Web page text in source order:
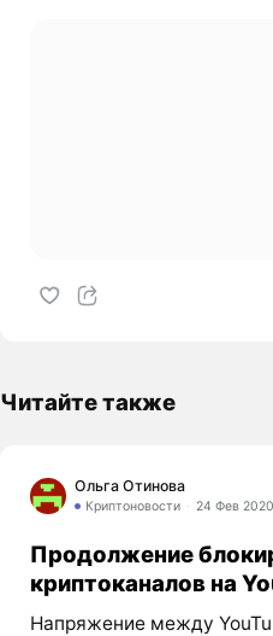
Читайте также
Ольга Отинова
Криптоновости 24 Фев 2020
Продолжение
криптоканалов на
Напряжение между